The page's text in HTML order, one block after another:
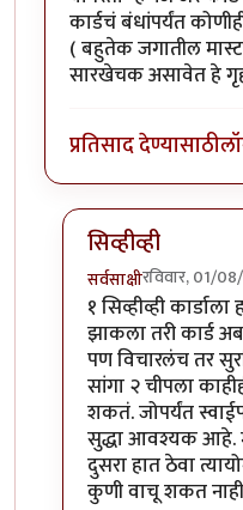
कार्डचं बंधांपर्यंत
( बहुतेक जगातील
सारखेचक असावेत हे
प्रतिसाद देण्यासाठी
सिव्हीव्ही
सर्वसाक्षीरविवार, 01/
In reply to
१ सिव्हीव्ही
झाकला तरी कार्ड
पण विचारलंच तर
सांगा २ चीपला
शकतं. जोपर्यंत
सुद्धा आवश्यक आहे.
दुसरा हात ठेवा
कुणी वाचू शकत